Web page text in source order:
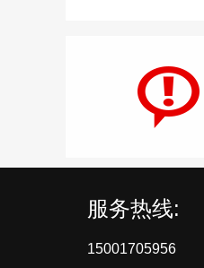
服务热线:
15001705956